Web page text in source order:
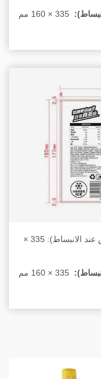
مقاس الملصق وهو مسطّح (المقاس عند الانبساط): ‏335 ×